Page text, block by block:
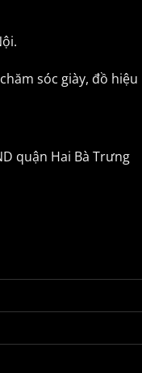
sóc giày, đồ hiệu
quận Hai Bà Trưng